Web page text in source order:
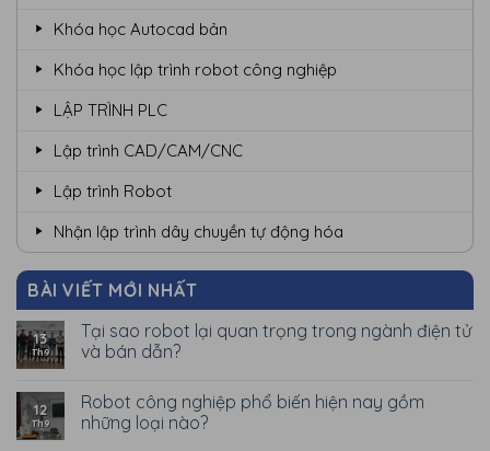
Khóa học Autocad bản
Khóa học lập trình robot công nghiệp
LẬP TRÌNH PLC
Lập trình CAD/CAM/CNC
Lập trình Robot
Nhận lập trình dây chuyền tự động hóa
BÀI VIẾT MỚI NHẤT
13
Th9
Tại sao robot lại quan trọng trong ngành điện tử
và bán dẫn?
12
Th9
Robot công nghiệp phổ biến hiện nay gồm
những loại nào?